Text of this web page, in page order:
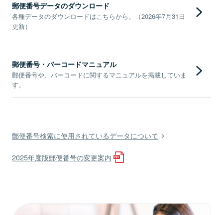
郵便番号データのダウンロード
各種データのダウンロードはこちらから。（2026年7月31日
更新）
郵便番号・バーコードマニュアル
郵便番号や、バーコードに関するマニュアルを掲載していま
す。
郵便番号検索に使用されているデータについて
2025年度版郵便番号の変更案内